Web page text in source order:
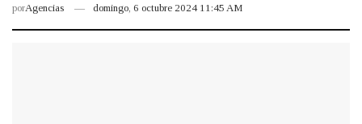
porAgencias domingo, 6 octubre 2024 11:45 AM